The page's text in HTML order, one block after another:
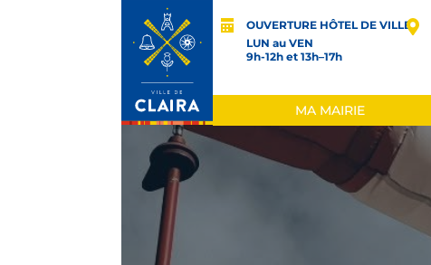
OUVERTURE HÔTEL DE VILLE
LUN au VEN
9h-12h et 13h–17h
MA MAIRIE